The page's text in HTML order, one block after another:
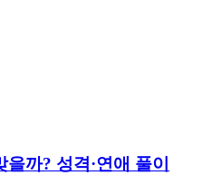
까? 성격·연애 풀이